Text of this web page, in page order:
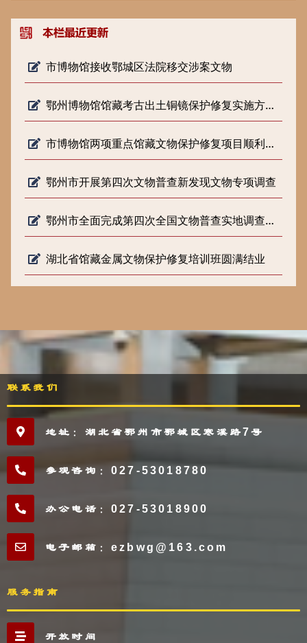
市博物馆接收鄂城区法院移交涉案文物
鄂州博物馆馆藏考古出土铜镜保护修复实施方案专家论证会顺利召开
市博物馆两项重点馆藏文物保护修复项目顺利通过省文旅厅结项验收
鄂州市开展第四次文物普查新发现文物专项调查
鄂州市全面完成第四次全国文物普查实地调查工作
湖北省馆藏金属文物保护修复培训班圆满结业
联系我们
地址：湖北省鄂州市鄂城区寒溪路7号
参观咨询：027-53018780
办公电话：027-53018900
电子邮箱：ezbwg@163.com
服务指南
开放时间